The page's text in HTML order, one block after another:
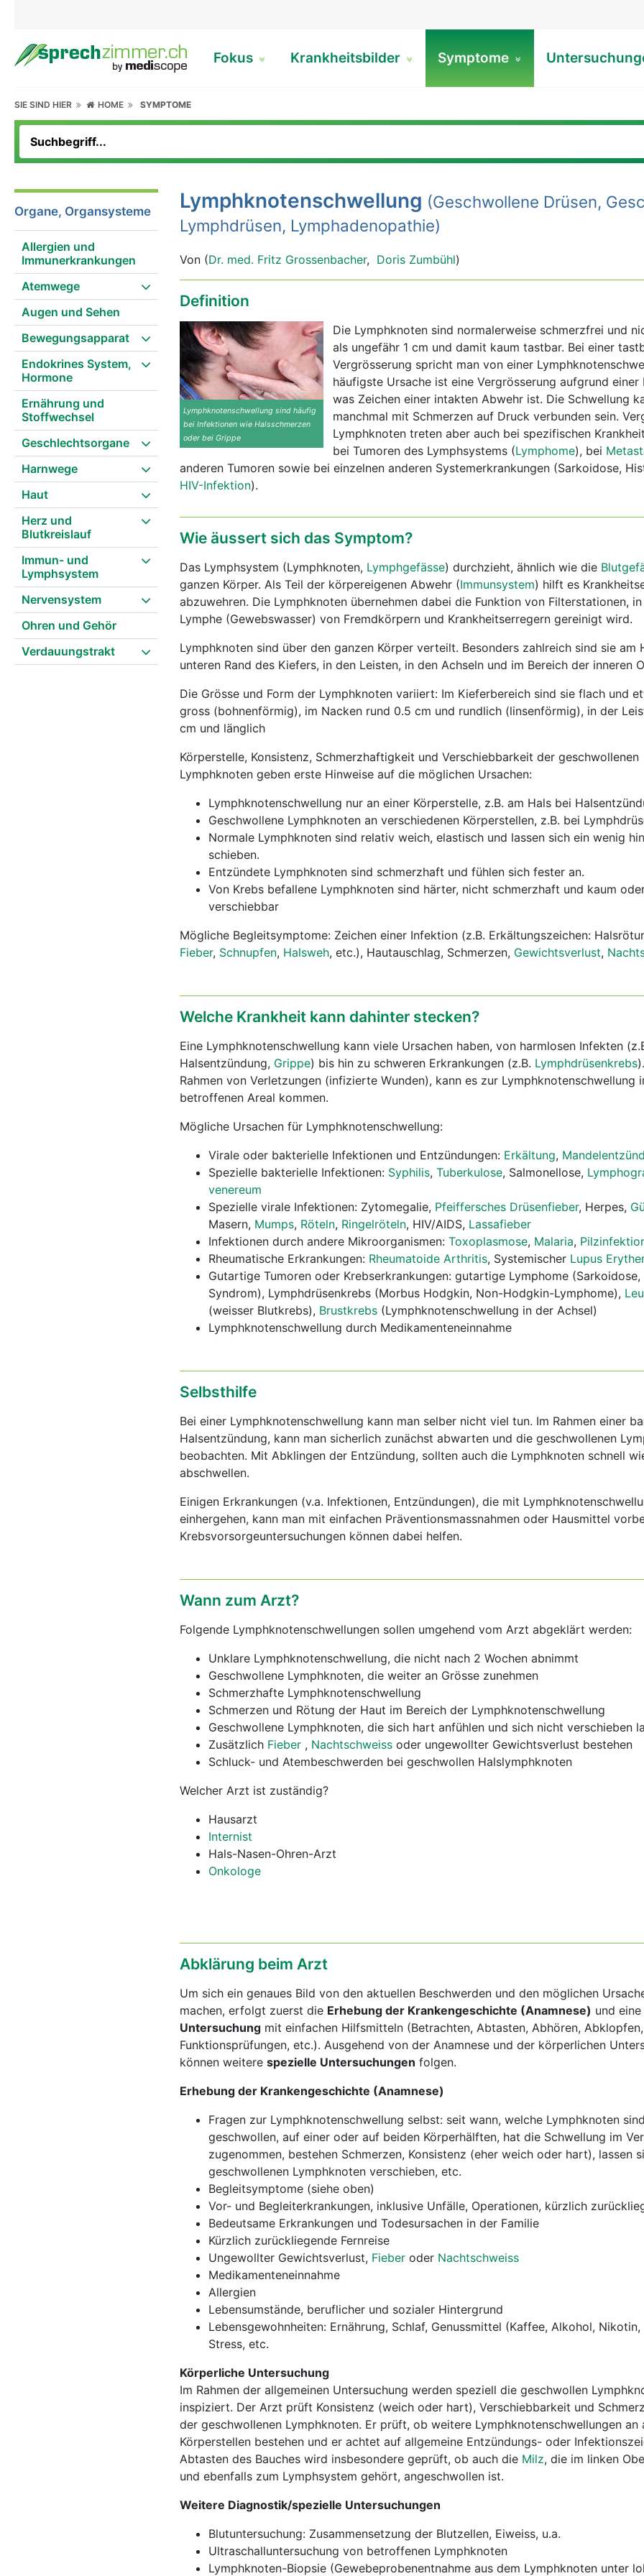
Fokus Krankheitsbilder Symptome
SIE SIND HIER HOME SYMPTOME
Organe, Organsysteme
Allergien und
Immunerkrankungen
Atemwege
Augen und Sehen
Bewegungsapparat
Endokrines System,
Hormone
Ernährung und
Stoffwechsel
Geschlechtsorgane
Harnwege
Haut
Herz und
Blutkreislauf
Immun- und
Lymphsystem
Nervensystem
Ohren und Gehör
Verdauungstrakt
Lymphknotenschwellung (Geschwollene Drüsen,
Lymphdrüsen, Lymphadenopathie)
Von (Dr. med. Fritz Grossenbacher, Doris Zumbühl)
Definition
Lymphknotenschwellung sind häufig
bei Infektionen wie Halsschmerzen
oder bei Grippe
Die Lymphknoten sind normalerweise schmerzfrei und
als ungefähr 1 cm und damit kaum tastbar. Bei einer
Vergrösserung spricht man von einer
häufigste Ursache ist eine Vergrösserung aufgrund einer
was Zeichen einer intakten Abwehr ist. Die Schwellung
manchmal mit Schmerzen auf Druck verbunden sein.
Lymphknoten treten aber auch bei spezifischen
bei Tumoren des Lymphsystems (Lymphome), bei
anderen Tumoren sowie bei einzelnen anderen Systemerkrankungen (Sarkoidose,
HIV-Infektion).
Wie äussert sich das Symptom?
Das Lymphsystem (Lymphknoten, Lymphgefässe) durchzieht, ähnlich wie die
ganzen Körper. Als Teil der körpereigenen Abwehr (Immunsystem) hilft es
abzuwehren. Die Lymphknoten übernehmen dabei die Funktion von Filterstationen,
Lymphe (Gewebswasser) von Fremdkörpern und Krankheitserregern gereinigt wird.
Lymphknoten sind über den ganzen Körper verteilt. Besonders zahlreich sind sie am
unteren Rand des Kiefers, in den Leisten, in den Achseln und im Bereich der inneren
Die Grösse und Form der Lymphknoten variiert: Im Kieferbereich sind sie flach und
gross (bohnenförmig), im Nacken rund 0.5 cm und rundlich (linsenförmig), in der
cm und länglich
Körperstelle, Konsistenz, Schmerzhaftigkeit und Verschiebbarkeit der geschwollenen
Lymphknoten geben erste Hinweise auf die möglichen Ursachen:
Lymphknotenschwellung nur an einer Körperstelle, z.B. am Hals bei
Geschwollene Lymphknoten an verschiedenen Körperstellen, z.B. bei
Normale Lymphknoten sind relativ weich, elastisch und lassen sich ein wenig
schieben.
Entzündete Lymphknoten sind schmerzhaft und fühlen sich fester an.
Von Krebs befallene Lymphknoten sind härter, nicht schmerzhaft und kaum
verschiebbar
Mögliche Begleitsymptome: Zeichen einer Infektion (z.B. Erkältungszeichen:
Fieber, Schnupfen, Halsweh, etc.), Hautauschlag, Schmerzen, Gewichtsverlust,
Welche Krankheit kann dahinter stecken?
Eine Lymphknotenschwellung kann viele Ursachen haben, von harmlosen Infekten
Halsentzündung, Grippe) bis hin zu schweren Erkrankungen (z.B. Lymphdrüsenkrebs
Rahmen von Verletzungen (infizierte Wunden), kann es zur Lymphknotenschwellung
betroffenen Areal kommen.
Mögliche Ursachen für Lymphknotenschwellung:
Virale oder bakterielle Infektionen und Entzündungen: Erkältung,
Spezielle bakterielle Infektionen: Syphilis, Tuberkulose, Salmonellose,
venereum
Spezielle virale Infektionen: Zytomegalie, Pfeiffersches Drüsenfieber, Herpes,
Masern, Mumps, Röteln, Ringelröteln, HIV/AIDS, Lassafieber
Infektionen durch andere Mikroorganismen: Toxoplasmose, Malaria,
Rheumatische Erkrankungen: Rheumatoide Arthritis, Systemischer Lupus
Gutartige Tumoren oder Krebserkrankungen: gutartige Lymphome (Sarkoidose,
Syndrom), Lymphdrüsenkrebs (Morbus Hodgkin, Non-Hodgkin-Lymphome),
(weisser Blutkrebs), Brustkrebs (Lymphknotenschwellung in der Achsel)
Lymphknotenschwellung durch Medikamenteneinnahme
Selbsthilfe
Bei einer Lymphknotenschwellung kann man selber nicht viel tun. Im Rahmen einer
Halsentzündung, kann man sicherlich zunächst abwarten und die geschwollenen
beobachten. Mit Abklingen der Entzündung, sollten auch die Lymphknoten schnell
abschwellen.
Einigen Erkrankungen (v.a. Infektionen, Entzündungen), die mit
einhergehen, kann man mit einfachen Präventionsmassnahmen oder Hausmittel
Krebsvorsorgeuntersuchungen können dabei helfen.
Wann zum Arzt?
Folgende Lymphknotenschwellungen sollen umgehend vom Arzt abgeklärt werden:
Unklare Lymphknotenschwellung, die nicht nach 2 Wochen abnimmt
Geschwollene Lymphknoten, die weiter an Grösse zunehmen
Schmerzhafte Lymphknotenschwellung
Schmerzen und Rötung der Haut im Bereich der Lymphknotenschwellung
Geschwollene Lymphknoten, die sich hart anfühlen und sich nicht verschieben
Zusätzlich Fieber , Nachtschweiss oder ungewollter Gewichtsverlust bestehen
Schluck- und Atembeschwerden bei geschwollen Halslymphknoten
Welcher Arzt ist zuständig?
Hausarzt
Internist
Hals-Nasen-Ohren-Arzt
Onkologe
Abklärung beim Arzt
Um sich ein genaues Bild von den aktuellen Beschwerden und den möglichen
machen, erfolgt zuerst die Erhebung der Krankengeschichte (Anamnese) und eine
Untersuchung mit einfachen Hilfsmitteln (Betrachten, Abtasten, Abhören, Abklopfen,
Funktionsprüfungen, etc.). Ausgehend von der Anamnese und der körperlichen
können weitere spezielle Untersuchungen folgen.
Erhebung der Krankengeschichte (Anamnese)
Fragen zur Lymphknotenschwellung selbst: seit wann, welche Lymphknoten sind
geschwollen, auf einer oder auf beiden Körperhälften, hat die Schwellung im
zugenommen, bestehen Schmerzen, Konsistenz (eher weich oder hart), lassen
geschwollenen Lymphknoten verschieben, etc.
Begleitsymptome (siehe oben)
Vor- und Begleiterkrankungen, inklusive Unfälle, Operationen, kürzlich
Bedeutsame Erkrankungen und Todesursachen in der Familie
Kürzlich zurückliegende Fernreise
Ungewollter Gewichtsverlust, Fieber oder Nachtschweiss
Medikamenteneinnahme
Allergien
Lebensumstände, beruflicher und sozialer Hintergrund
Lebensgewohnheiten: Ernährung, Schlaf, Genussmittel (Kaffee, Alkohol, Nikotin,
Stress, etc.
Körperliche Untersuchung
Im Rahmen der allgemeinen Untersuchung werden speziell die geschwollen
inspiziert. Der Arzt prüft Konsistenz (weich oder hart), Verschiebbarkeit und
der geschwollenen Lymphknoten. Er prüft, ob weitere Lymphknotenschwellungen an
Körperstellen bestehen und er achtet auf allgemeine Entzündungs- oder
Abtasten des Bauches wird insbesondere geprüft, ob auch die Milz, die im linken
und ebenfalls zum Lymphsystem gehört, angeschwollen ist.
Weitere Diagnostik/spezielle Untersuchungen
Blutuntersuchung: Zusammensetzung der Blutzellen, Eiweiss, u.a.
Ultraschalluntersuchung von betroffenen Lymphknoten
Lymphknoten-Biopsie (Gewebeprobenentnahme aus dem Lymphknoten unter